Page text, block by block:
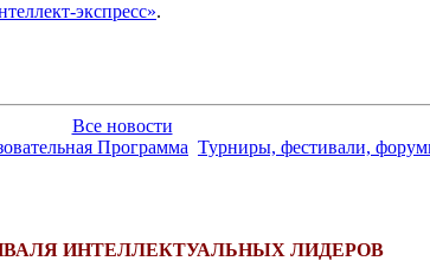
экспресс».
Все новости
Программа Турниры, фестивали,
ИНТЕЛЛЕКТУАЛЬНЫХ ЛИДЕРОВ